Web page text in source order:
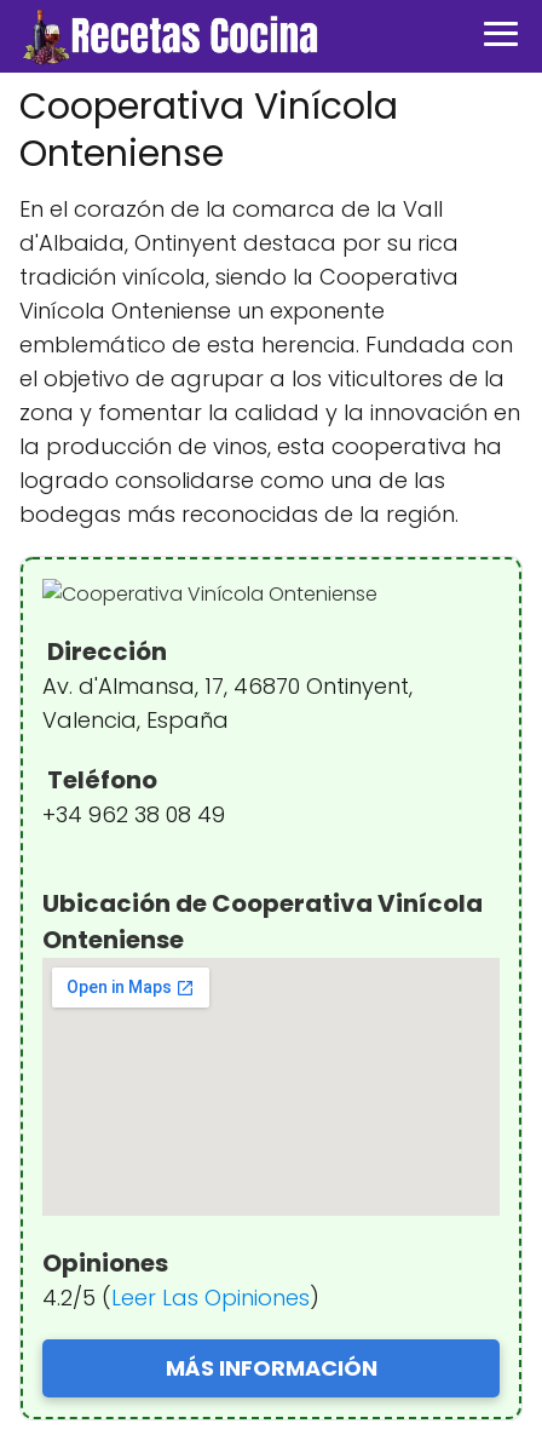
Cooperativa Vinícola
Onteniense
En el corazón de la comarca de la Vall
d'Albaida, Ontinyent destaca por su rica
tradición vinícola, siendo la Cooperativa
Vinícola Onteniense un exponente
emblemático de esta herencia. Fundada con
el objetivo de agrupar a los viticultores de la
zona y fomentar la calidad y la innovación en
la producción de vinos, esta cooperativa ha
logrado consolidarse como una de las
bodegas más reconocidas de la región.
Dirección
Av. d'Almansa, 17, 46870 Ontinyent,
Valencia, España
Teléfono
+34 962 38 08 49
Ubicación de Cooperativa Vinícola
Onteniense
Opiniones
4.2/5 (Leer Las Opiniones)
MÁS INFORMACIÓN